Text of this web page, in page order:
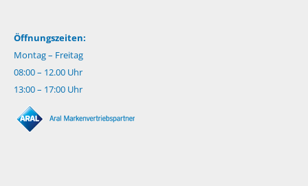
Öffnungszeiten:
Montag – Freitag
08:00 – 12.00 Uhr
13:00 – 17:00 Uhr